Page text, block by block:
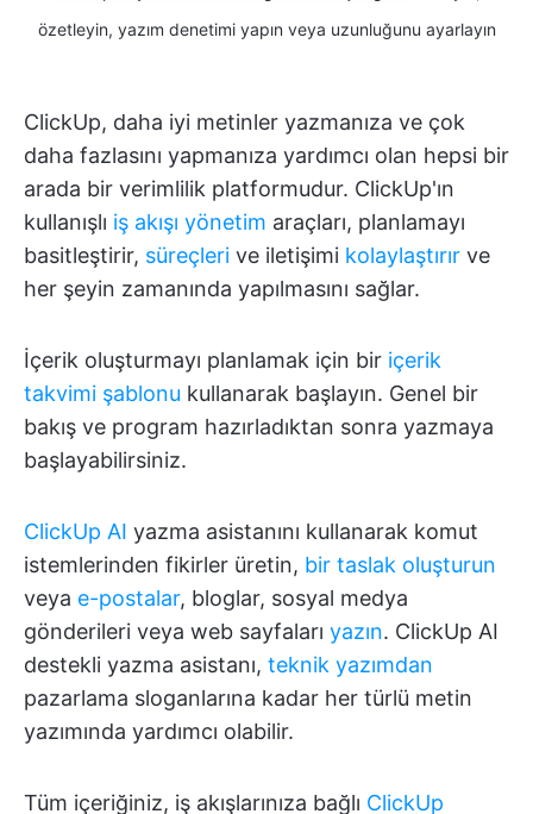
özetleyin, yazım denetimi yapın veya uzunluğunu ayarlayın
ClickUp, daha iyi metinler yazmanıza ve çok
daha fazlasını yapmanıza yardımcı olan hepsi bir
arada bir verimlilik platformudur. ClickUp'ın
kullanışlı iş akışı yönetim araçları, planlamayı
basitleştirir, süreçleri ve iletişimi kolaylaştırır ve
her şeyin zamanında yapılmasını sağlar.
İçerik oluşturmayı planlamak için bir içerik
takvimi şablonu kullanarak başlayın. Genel bir
bakış ve program hazırladıktan sonra yazmaya
başlayabilirsiniz.
ClickUp AI yazma asistanını kullanarak komut
istemlerinden fikirler üretin, bir taslak oluşturun
veya e-postalar, bloglar, sosyal medya
gönderileri veya web sayfaları yazın. ClickUp AI
destekli yazma asistanı, teknik yazımdan
pazarlama sloganlarına kadar her türlü metin
yazımında yardımcı olabilir.
Tüm içeriğiniz, iş akışlarınıza bağlı ClickUp